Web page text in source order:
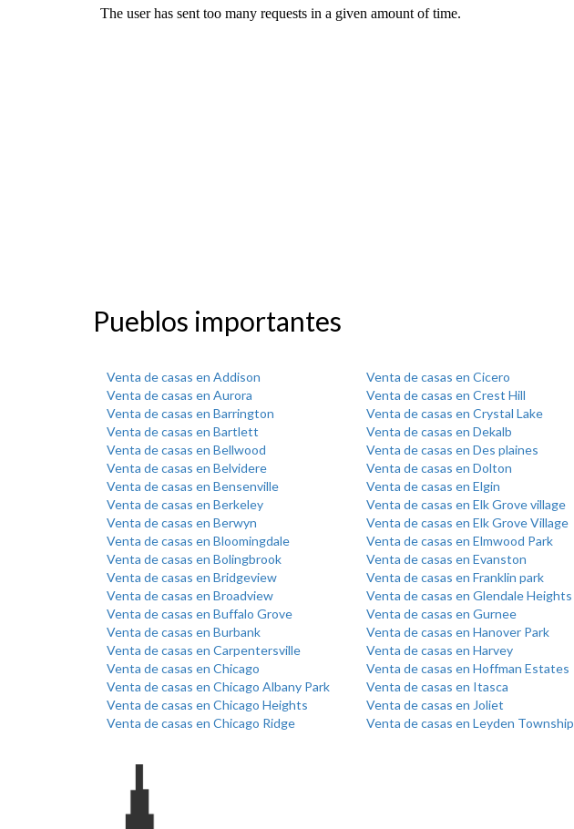
Pueblos importantes
Venta de casas en Addison
Venta de casas en Aurora
Venta de casas en Barrington
Venta de casas en Bartlett
Venta de casas en Bellwood
Venta de casas en Belvidere
Venta de casas en Bensenville
Venta de casas en Berkeley
Venta de casas en Berwyn
Venta de casas en Bloomingdale
Venta de casas en Bolingbrook
Venta de casas en Bridgeview
Venta de casas en Broadview
Venta de casas en Buffalo Grove
Venta de casas en Burbank
Venta de casas en Carpentersville
Venta de casas en Chicago
Venta de casas en Chicago Albany Park
Venta de casas en Chicago Heights
Venta de casas en Chicago Ridge
Venta de casas en Cicero
Venta de casas en Crest Hill
Venta de casas en Crystal Lake
Venta de casas en Dekalb
Venta de casas en Des plaines
Venta de casas en Dolton
Venta de casas en Elgin
Venta de casas en Elk Grove village
Venta de casas en Elk Grove Village
Venta de casas en Elmwood Park
Venta de casas en Evanston
Venta de casas en Franklin park
Venta de casas en Glendale Heights
Venta de casas en Gurnee
Venta de casas en Hanover Park
Venta de casas en Harvey
Venta de casas en Hoffman Estates
Venta de casas en Itasca
Venta de casas en Joliet
Venta de casas en Leyden Township